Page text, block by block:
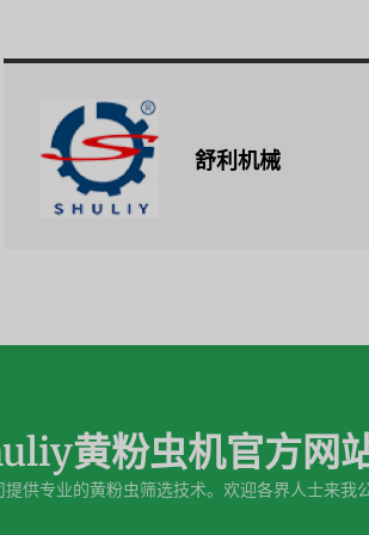
舒利机械
黄粉虫机官方网
提供专业的黄粉虫筛选技术。欢迎各界人士来我